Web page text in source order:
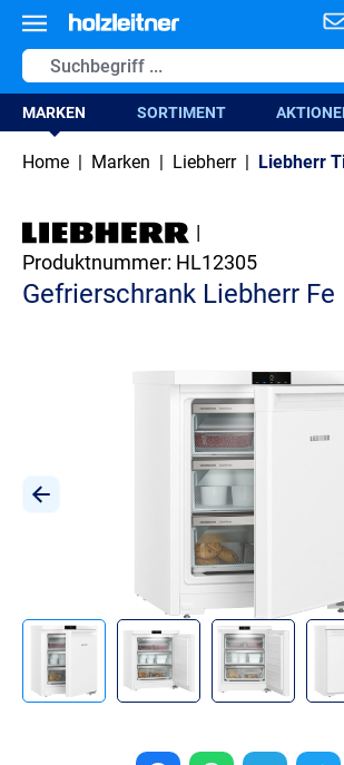
springen
MARKEN SORTIMENT
Home | Marken | Liebherr | Liebherr
|
Produktnummer: HL12305
Gefrierschrank Liebherr Fe
Bildergalerie überspringen